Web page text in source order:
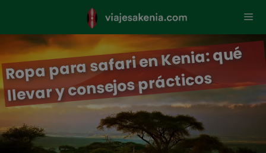
contenido
Ropa para safari en Kenia: qué
llevar y consejos prácticos